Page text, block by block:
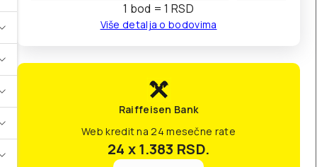
1 bod = 1 RSD
Više detalja o bodovima
Raiffeisen Bank
Web kredit na 24 mesečne rate
24 x 1.383 RSD.